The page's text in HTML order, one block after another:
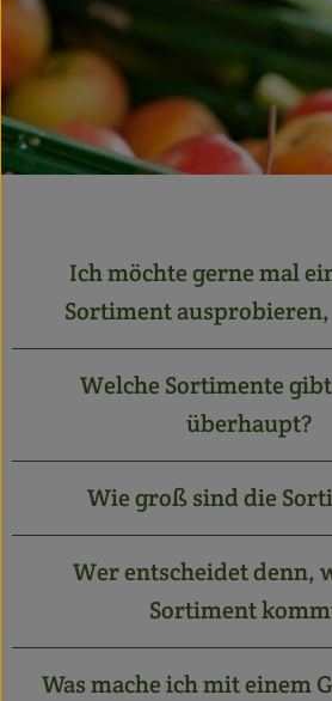
Getränke
Alles Andere
Jungpflanzen
Landwirtschaft
Hofladen
Gärtnerei
Ich möchte gerne mal
Sortiment ausprobieren,
Welche Sortimente
überhaupt?
Wie groß sind die
Wer entscheidet denn,
Sortiment
Was mache ich mit einem